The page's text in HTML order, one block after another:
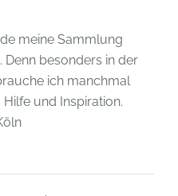
meine Sammlung
Denn besonders in der
ich manchmal
und Inspiration.